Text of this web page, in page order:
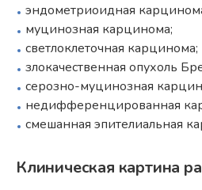
эндометриоидная
муцинозная карцинома;
светлоклеточная карцинома;
злокачественная опухоль
серозно-муцинозная
недифференцированная
смешанная эпителиальная
Клиническая картина